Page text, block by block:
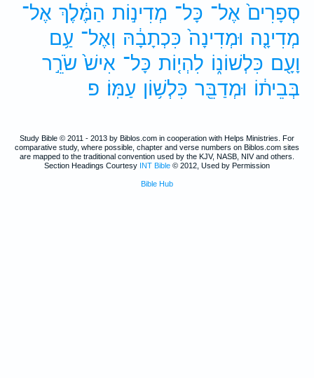
סְפָרִים֙ אֶל־ כָּל־ מְדִינ֣וֹת הַמֶּ֔לֶךְ אֶל־
מְדִינָ֤ה וּמְדִינָה֙ כִּכְתָבָ֔הּ וְאֶל־ עַ֥ם
וָעָ֖ם כִּלְשׁוֹנ֑וֹ לִהְי֤וֹת כָּל־ אִישׁ֙ שֹׂרֵ֣ר
בְּבֵית֔וֹ וּמְדַבֵּ֖ר כִּלְשׁ֥וֹן עַמּֽוֹ׃ פ
Study Bible © 2011 - 2013 by Biblos.com in cooperation with Helps Ministries. For
comparative study, where possible, chapter and verse numbers on Biblos.com sites
are mapped to the traditional convention used by the KJV, NASB, NIV and others.
Section Headings Courtesy INT Bible © 2012, Used by Permission
Bible Hub